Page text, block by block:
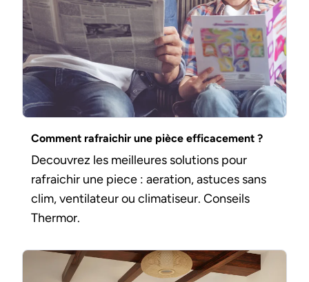
Comment rafraichir une pièce efficacement ?
Decouvrez les meilleures solutions pour
rafraichir une piece : aeration, astuces sans
clim, ventilateur ou climatiseur. Conseils
Thermor.